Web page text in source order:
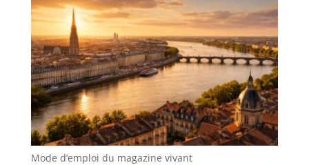
Mode d’emploi du magazine vivant